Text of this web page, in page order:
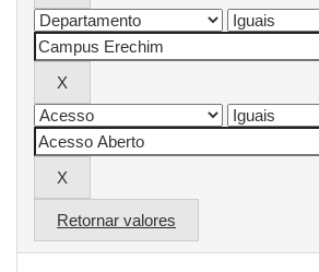
Retornar valores